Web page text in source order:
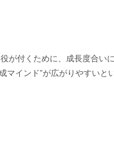
付くために、成長度合い
インド”が広がりやすいと